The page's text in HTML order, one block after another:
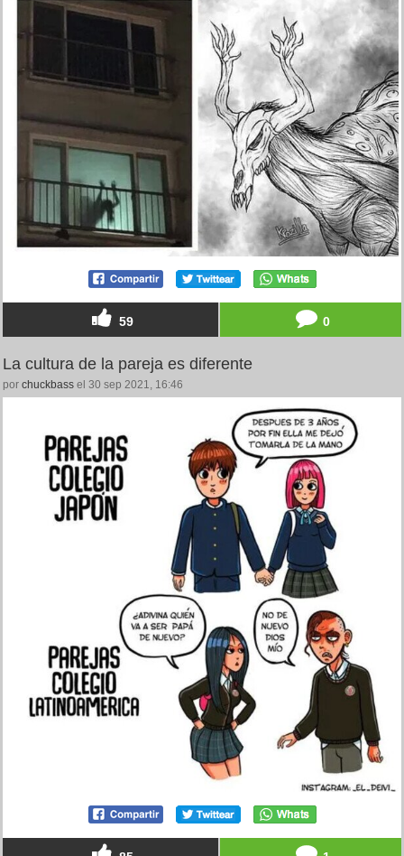
59 0
La cultura de la pareja es diferente
por chuckbass el 30 sep 2021, 16:46